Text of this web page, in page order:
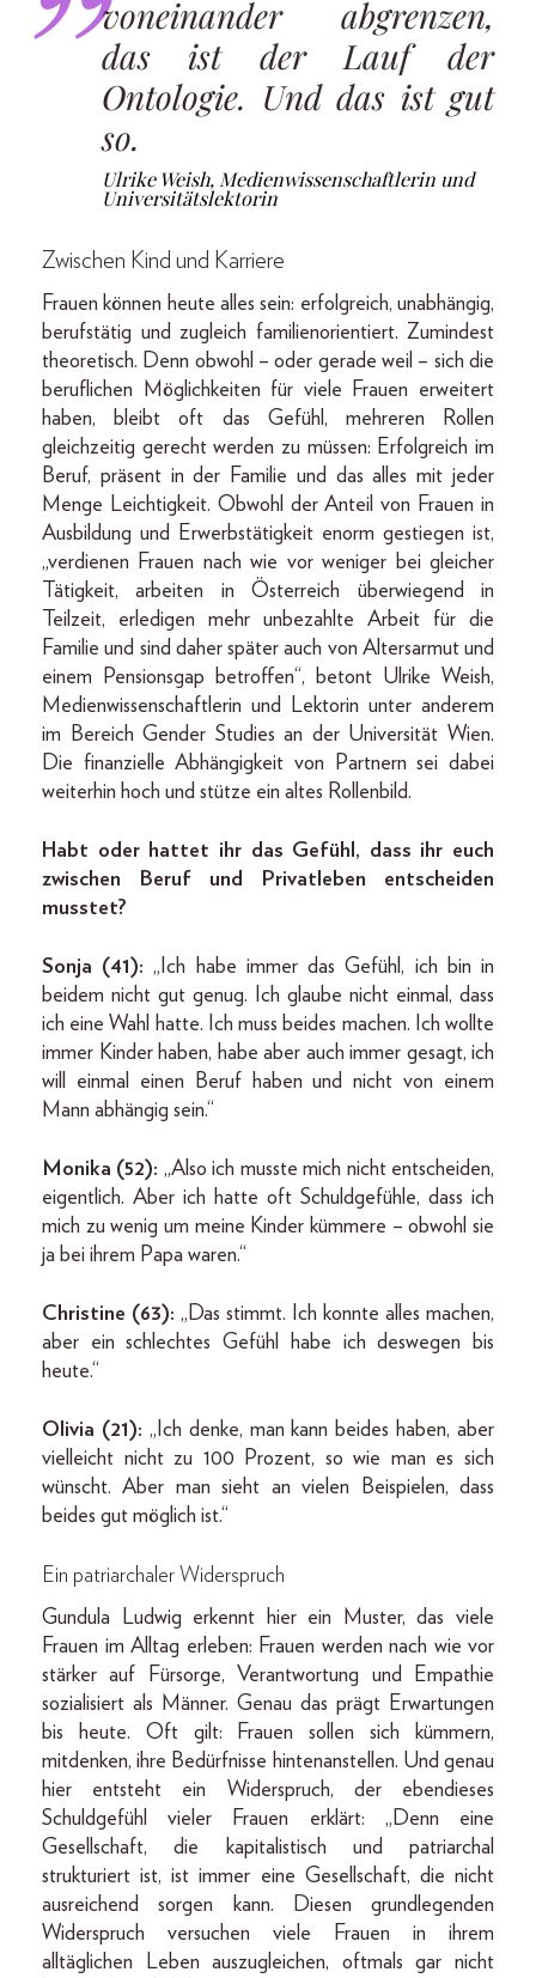
voneinander abgrenzen,
das ist der Lauf der
Ontologie. Und das ist gut
so.
Ulrike Weish, Medienwissenschaftlerin und
Universitätslektorin
Zwischen Kind und Karriere
Frauen können heute alles sein: erfolgreich, unabhängig,
berufstätig und zugleich familienorientiert. Zumindest
theoretisch. Denn obwohl – oder gerade weil – sich die
beruflichen Möglichkeiten für viele Frauen erweitert
haben, bleibt oft das Gefühl, mehreren Rollen
gleichzeitig gerecht werden zu müssen: Erfolgreich im
Beruf, präsent in der Familie und das alles mit jeder
Menge Leichtigkeit. Obwohl der Anteil von Frauen in
Ausbildung und Erwerbstätigkeit enorm gestiegen ist,
„verdienen Frauen nach wie vor weniger bei gleicher
Tätigkeit, arbeiten in Österreich überwiegend in
Teilzeit, erledigen mehr unbezahlte Arbeit für die
Familie und sind daher später auch von Altersarmut und
einem Pensionsgap betroffen“, betont Ulrike Weish,
Medienwissenschaftlerin und Lektorin unter anderem
im Bereich Gender Studies an der Universität Wien.
Die finanzielle Abhängigkeit von Partnern sei dabei
weiterhin hoch und stütze ein altes Rollenbild.
Habt oder hattet ihr das Gefühl, dass ihr euch
zwischen Beruf und Privatleben entscheiden
musstet?
Sonja (41):„Ich habe immer das Gefühl, ich bin in
beidem nicht gut genug. Ich glaube nicht einmal, dass
ich eine Wahl hatte. Ich muss beides machen. Ich wollte
immer Kinder haben, habe aber auch immer gesagt, ich
will einmal einen Beruf haben und nicht von einem
Mann abhängig sein.“
Monika (52): „Also ich musste mich nicht entscheiden,
eigentlich. Aber ich hatte oft Schuldgefühle, dass ich
mich zu wenig um meine Kinder kümmere – obwohl sie
ja bei ihrem Papa waren.“
Christine (63): „Das stimmt. Ich konnte alles machen,
aber ein schlechtes Gefühl habe ich deswegen bis
heute.“
Olivia (21): „Ich denke, man kann beides haben, aber
vielleicht nicht zu 100 Prozent, so wie man es sich
wünscht. Aber man sieht an vielen Beispielen, dass
beides gut möglich ist.“
Ein patriarchaler Widerspruch
Gundula Ludwig erkennt hier ein Muster, das viele
Frauen im Alltag erleben: Frauen werden nach wie vor
stärker auf Fürsorge, Verantwortung und Empathie
sozialisiert als Männer. Genau das prägt Erwartungen
bis heute. Oft gilt: Frauen sollen sich kümmern,
mitdenken, ihre Bedürfnisse hintenanstellen. Und genau
hier entsteht ein Widerspruch, der ebendieses
Schuldgefühl vieler Frauen erklärt: „Denn eine
Gesellschaft, die kapitalistisch und patriarchal
strukturiert ist, ist immer eine Gesellschaft, die nicht
ausreichend sorgen kann. Diesen grundlegenden
Widerspruch versuchen viele Frauen in ihrem
alltäglichen Leben auszugleichen, oftmals gar nicht